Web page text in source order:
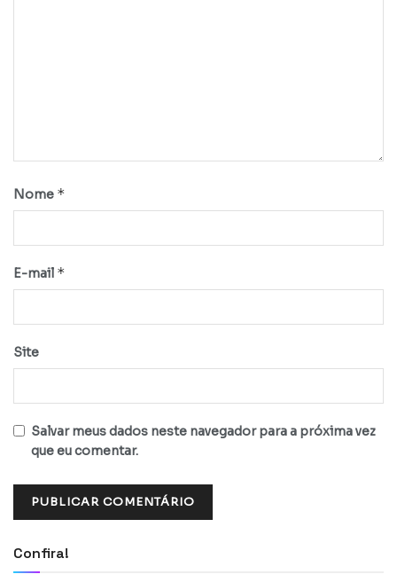
Nome *
E-mail *
Site
Salvar meus dados neste navegador para a próxima vez
que eu comentar.
Confira!